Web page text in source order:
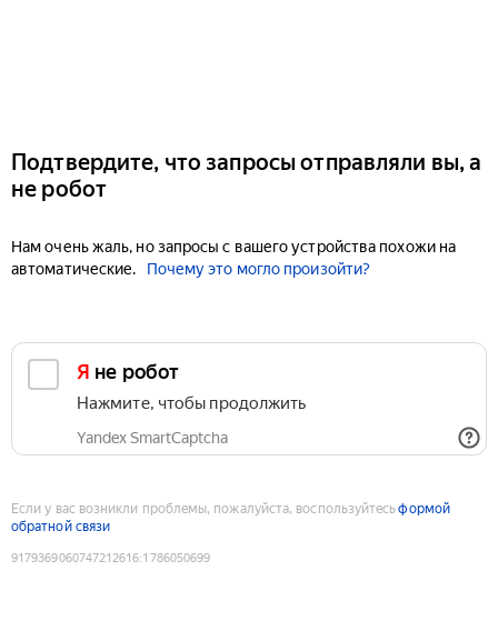
Подтвердите, что запросы отправляли вы, а
не робот
Нам очень жаль, но запросы с вашего устройства похожи на
автоматические.
Почему это могло произойти?
Я не робот
Нажмите, чтобы продолжить
Yandex SmartCaptcha
Если у вас возникли проблемы, пожалуйста, воспользуйтесьформой
обратной связи
9179369060747212616:1786050699